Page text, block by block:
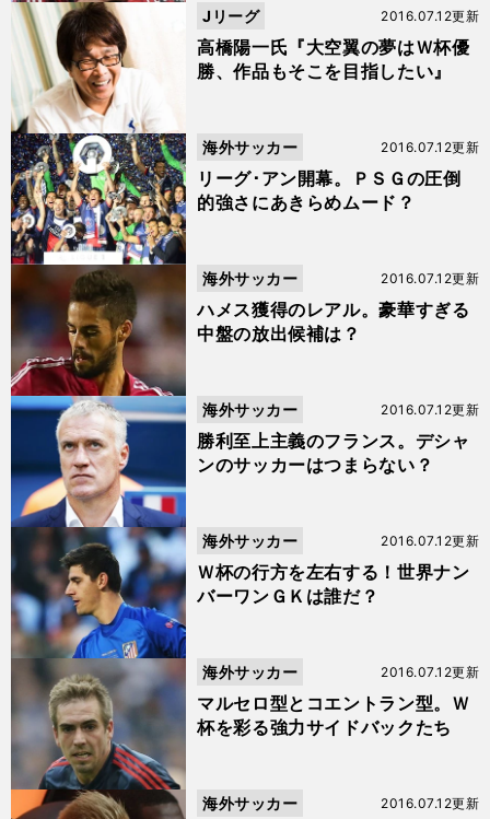
高橋陽一氏『大空翼の夢はＷ杯優
勝、作品もそこを目指したい』
2016.07.12更新
Jリーグ
リーグ･アン開幕。ＰＳＧの圧倒
的強さにあきらめムード？
2016.07.12更新
海外サッカー
ハメス獲得のレアル。豪華すぎる
中盤の放出候補は？
2016.07.12更新
海外サッカー
勝利至上主義のフランス。デシャ
ンのサッカーはつまらない？
2016.07.12更新
海外サッカー
Ｗ杯の行方を左右する！世界ナン
バーワンＧＫは誰だ？
2016.07.12更新
海外サッカー
マルセロ型とコエントラン型。Ｗ
杯を彩る強力サイドバックたち
2016.07.12更新
海外サッカー
2016.07.12更新
海外サッカー